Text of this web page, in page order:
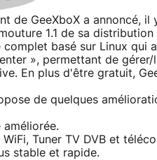
de GeeXboX a annoncé,
1.1 de sa
basé sur Linux qui
», permettant de
En plus d'être gratuit,
de quelques
améliorée.
Tuner TV DVB et
stable et rapide.